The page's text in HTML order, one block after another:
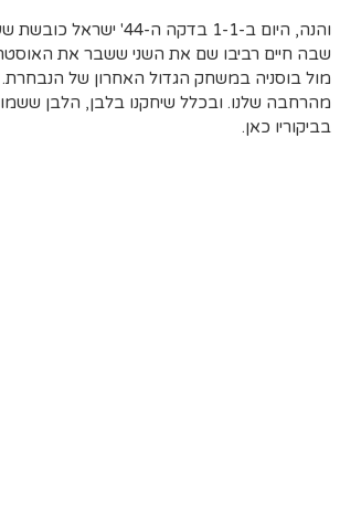
והנה, היום ב-1-1 בדקה
מהרחבה שלנו. ובכלל שיחקנו בלבן, הלבן
בביקוריו כאן.